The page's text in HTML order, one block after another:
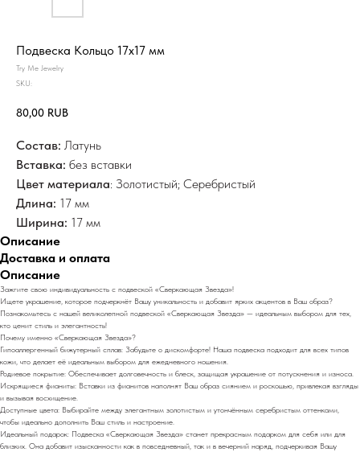
Подвеска Кольцо 17х17 мм
Try Me Jewelry
SKU:
80,00 RUB
Состав: Латунь
Вставка: без вставки
Цвет материала: Золотистый; Серебристый
Длина: 17 мм
Ширина: 17 мм
Описание
Доставка и оплата
Описание
Зажгите свою индивидуальность с подвеской «Сверкающая Звезда»!
Ищете украшение, которое подчеркнёт Вашу уникальность и добавит ярких акцентов в Ваш образ?
Познакомьтесь с нашей великолепной подвеской «Сверкающая Звезда» — идеальным выбором для тех,
кто ценит стиль и элегантность!
Почему именно «Сверкающая Звезда»?
Гипоаллергенный бижутерный сплав: Забудьте о дискомфорте! Наша подвеска подходит для всех типов
кожи, что делает её идеальным выбором для ежедневного ношения.
Родиевое покрытие: Обеспечивает долговечность и блеск, защищая украшение от потускнения и износа.
Искрящиеся фианиты: Вставки из фианитов наполнят Ваш образ сиянием и роскошью, привлекая взгляды
и вызывая восхищение.
Доступные цвета: Выбирайте между элегантным золотистым и утончённым серебристым оттенками,
чтобы идеально дополнить Ваш стиль и настроение.
Идеальный подарок: Подвеска «Сверкающая Звезда» станет прекрасным подарком для себя или для
близких. Она добавит изысканности как в повседневный, так и в вечерний наряд, подчеркивая Вашу